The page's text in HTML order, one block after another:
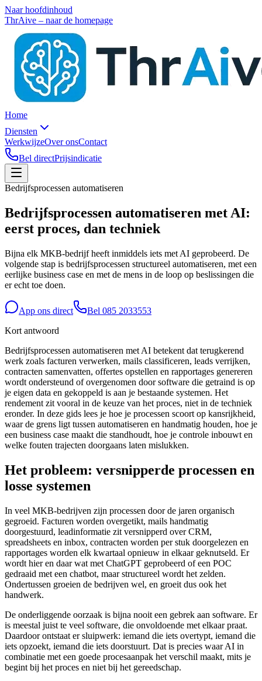
Naar hoofdinhoud
ThrAive – naar de homepage
Home
Diensten
WerkwijzeOver onsContact
Bel directPrijsindicatie
Bedrijfsprocessen automatiseren
Bedrijfsprocessen automatiseren met AI:
eerst proces, dan techniek
Bijna elk MKB-bedrijf heeft inmiddels iets met AI geprobeerd. De
volgende stap is bedrijfsprocessen structureel automatiseren, met een
eerlijke business case en met de mens in de loop op beslissingen die
er echt toe doen.
App ons direct Bel 085 2033553
Kort antwoord
Bedrijfsprocessen automatiseren met AI betekent dat terugkerend
werk zoals facturen verwerken, mails classificeren, leads verrijken,
contracten samenvatten, offertes opstellen en rapportages genereren
wordt ondersteund of overgenomen door software die getraind is op
je eigen data en gekoppeld is aan je bestaande systemen. Het
rendement zit vooral in de keuze van het proces, niet in de techniek
eronder. In deze gids lees je hoe je processen scoort op kansrijkheid,
waar de grens ligt tussen automatiseren en handmatig houden, hoe je
een business case maakt die standhoudt, hoe je controle inbouwt en
welke fouten trajecten doorgaans laten mislukken.
Het probleem: versnipperde processen en
losse systemen
In veel MKB-bedrijven zijn processen door de jaren organisch
gegroeid. Facturen worden overgetikt, mails handmatig
doorgestuurd, leadinformatie zit versnipperd over CRM,
spreadsheets en inbox, contracten worden per stuk doorgelezen en
rapportages worden elk kwartaal opnieuw in elkaar geknutseld. Er
wordt hier en daar wat met ChatGPT geprobeerd of een POC
gedraaid met een chatbot, maar structureel wordt het zelden.
Ondertussen groeien de bedrijven wel, en groeit dus ook het
handwerk.
De onderliggende oorzaak is bijna nooit een gebrek aan software. Er
is meestal juist te veel software, die onvoldoende met elkaar praat.
Daardoor ontstaat er sluipwerk: iemand die iets overtypt, iemand die
iets opzoekt, iemand die iets doorstuurt. Dat is precies waar AI in
combinatie met een goede procesaanpak het verschil maakt, mits je
begint bij het proces en niet bij het gereedschap.